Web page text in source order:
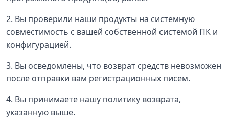
2. Вы проверили наши продукты на системную
совместимость с вашей собственной системой ПК и
конфигурацией.
3. Вы осведомлены, что возврат средств невозможен
после отправки вам регистрационных писем.
4. Вы принимаете нашу политику возврата,
указанную выше.